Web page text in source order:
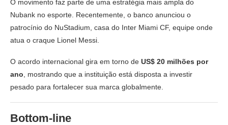
O movimento faz parte de uma estratégia mais ampla do
Nubank no esporte. Recentemente, o banco anunciou o
patrocínio do NuStadium , casa do Inter Miami CF, equipe onde
atua o craque Lionel Messi
O acordo internacional gira em torno de US$ 20 milhões por
ano , mostrando que a instituição está disposta a investir
pesado para fortalecer sua marca globalmente.
Bottom-line